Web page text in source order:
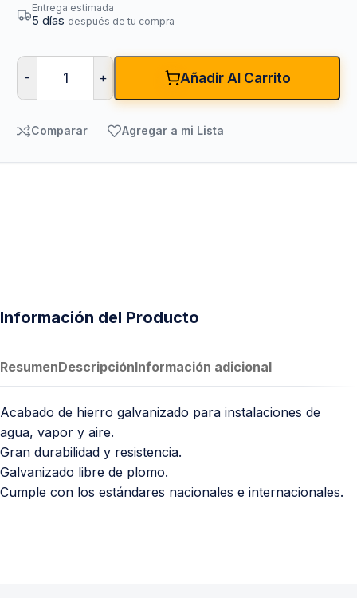
Entrega estimada
5 días después de tu compra
- + Añadir Al Carrito
Comparar Agregar a mi Lista
Información del Producto
ResumenDescripciónInformación adicional
Acabado de hierro galvanizado para instalaciones de
agua, vapor y aire.
Gran durabilidad y resistencia.
Galvanizado libre de plomo.
Cumple con los estándares nacionales e internacionales.